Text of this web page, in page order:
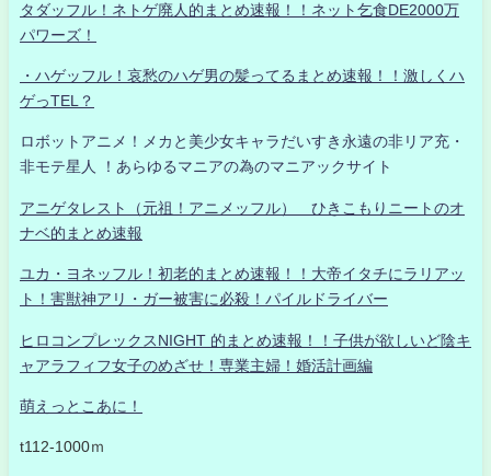
タダッフル！ネトゲ廃人的まとめ速報！！ネット乞食DE2000万
パワーズ！
・ハゲッフル！哀愁のハゲ男の髪ってるまとめ速報！！激しくハ
ゲっTEL？
ロボットアニメ！メカと美少女キャラだいすき永遠の非リア充・
非モテ星人 ！あらゆるマニアの為のマニアックサイト
アニゲタレスト（元祖！アニメッフル） ひきこもりニートのオ
ナベ的まとめ速報
ユカ・ヨネッフル！初老的まとめ速報！！大帝イタチにラリアッ
ト！害獣神アリ・ガー被害に必殺！パイルドライバー
ヒロコンプレックスNIGHT 的まとめ速報！！子供が欲しいど陰キ
ャアラフィフ女子のめざせ！専業主婦！婚活計画編
萌えっとこあに！
t112-1000ｍ